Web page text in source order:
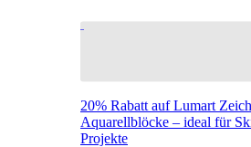
20% Rabatt auf Lumart
Aquarellblöcke – ideal für
Projekte